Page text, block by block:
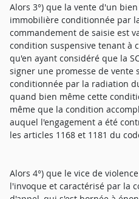
Alors 3°) que la vente d'un
immobilière conditionnée par
commandement de saisie est
condition suspensive tenant à
qu'en ayant considéré que la
signer une promesse de vente
conditionnée par la radiation
quand bien même cette
même que la condition
auquel l'engagement a été
les articles 1168 et 1181 du
Alors 4°) que le vice de
l'invoque et caractérisé par la